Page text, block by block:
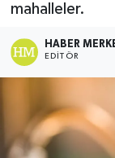
mahalleler.
HABER
EDITÖR
Dursunbey
Edremit